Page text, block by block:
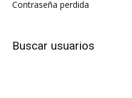
Contraseña perdida
Buscar usuarios